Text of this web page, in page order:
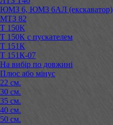
ЮМЗ 6, ЮМЗ 6АЛ (екскаватор)
МТЗ 82
Т 150К
Т 150К с пускателем
Т 151К
Т 151К-07
На вибір по довжині
Плюс або мінус
22 см.
30 см.
35 см.
40 см.
50 см.